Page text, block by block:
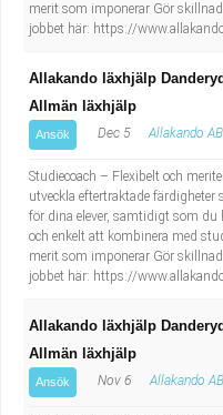
merit som imponerar Gör
jobbet här: https://
Allakando läxhjälp
Allmän läxhjälp
Ansök Dec 5 Allakando AB
Studiecoach – Flexibelt och
utveckla eftertraktade färdigheter
för dina elever, samtidigt som
och enkelt att kombinera med
merit som imponerar Gör
jobbet här: https://
Allakando läxhjälp
Allmän läxhjälp
Ansök Nov 6 Allakando AB